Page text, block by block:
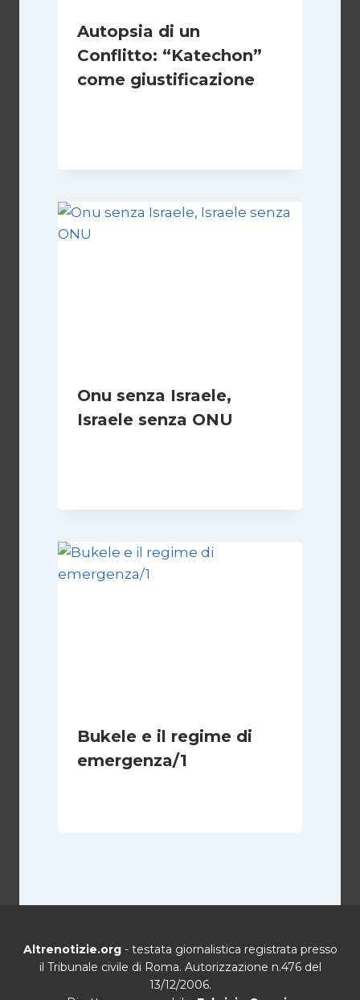
Autopsia di un
Conflitto: “Katechon”
come giustificazione
Onu senza Israele,
Israele senza ONU
Bukele e il regime di
emergenza/1
Altrenotizie.org- testata giornalistica registrata presso
il Tribunale civile di Roma. Autorizzazione n.476 del
13/12/2006.